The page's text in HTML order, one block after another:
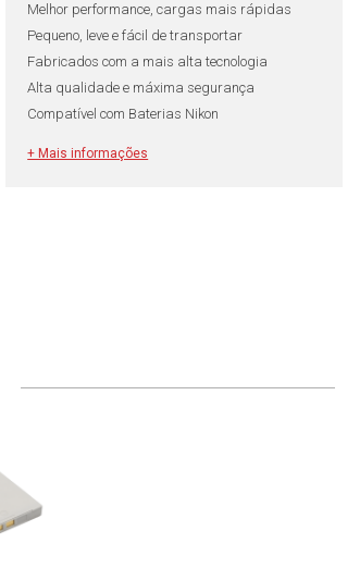
Melhor performance, cargas mais rápidas
Pequeno, leve e fácil de transportar
Fabricados com a mais alta tecnologia
Alta qualidade e máxima segurança
Compatível com Baterias Nikon
+ Mais informações